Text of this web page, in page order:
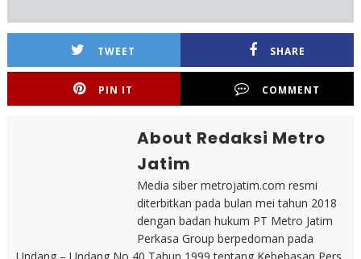
TWEET SHARE
PIN IT COMMENT
About Redaksi Metro
Jatim
Media siber metrojatim.com resmi
diterbitkan pada bulan mei tahun 2018
dengan badan hukum PT Metro Jatim
Perkasa Group berpedoman pada